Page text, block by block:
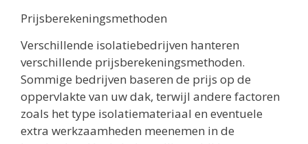
Prijsberekeningsmethoden
Verschillende isolatiebedrijven hanteren
verschillende prijsberekeningsmethoden.
Sommige bedrijven baseren de prijs op de
oppervlakte van uw dak, terwijl andere factoren
zoals het type isolatiemateriaal en eventuele
extra werkzaamheden meenemen in de